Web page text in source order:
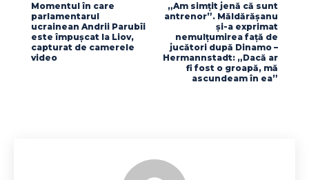
Momentul în care
parlamentarul
ucrainean Andrii Parubîi
este împușcat la Liov,
capturat de camerele
video
„Am simțit jenă că sunt
antrenor”. Măldărășanu
și-a exprimat
nemulțumirea față de
jucători după Dinamo –
Hermannstadt: „Dacă ar
fi fost o groapă, mă
ascundeam în ea”